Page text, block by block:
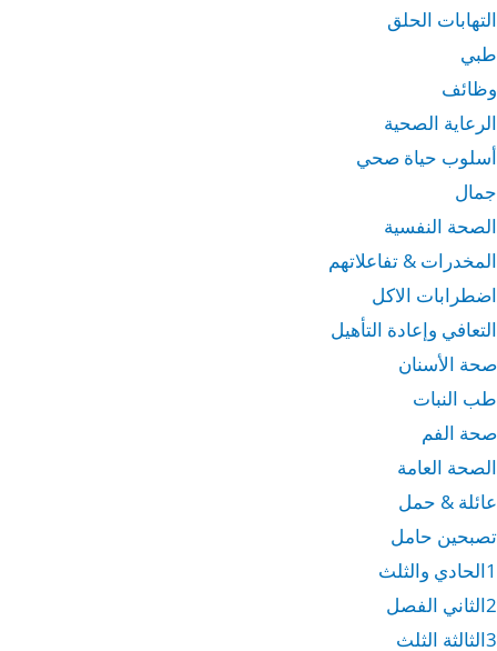
التهابات الحلق
طبي
وظائف
الرعاية الصحية
أسلوب حياة صحي
جمال
الصحة النفسية
المخدرات & تفاعلاتهم
اضطرابات الاكل
التعافي وإعادة التأهيل
صحة الأسنان
طب النبات
صحة الفم
الصحة العامة
عائلة & حمل
تصبحين حامل
1الحادي والثلث
2الثاني الفصل
3الثالثة الثلث